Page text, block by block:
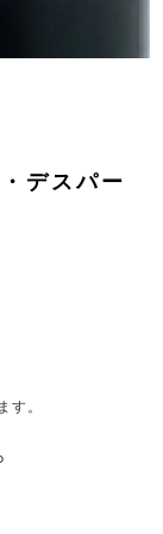
デスパー
す。